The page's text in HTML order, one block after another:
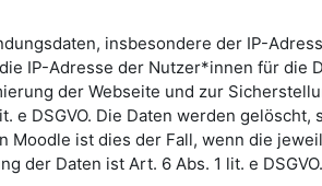
insbesondere der IP-
IP-Adresse der Nutzer*innen für die
der Webseite und zur
e DSGVO. Die Daten werden
Moodle ist dies der Fall, wenn die
der Daten ist Art. 6 Abs. 1 lit. e DSGVO.